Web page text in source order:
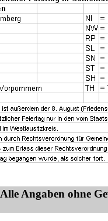
Alle Angaben ohne